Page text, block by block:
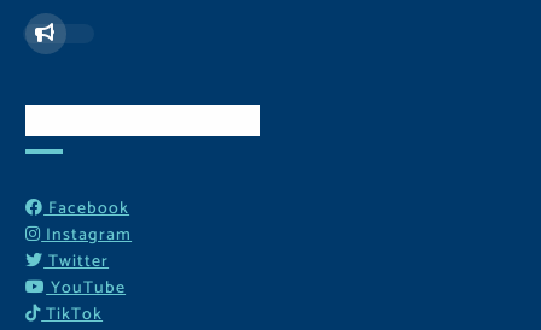
Facebook
Instagram
Twitter
YouTube
TikTok